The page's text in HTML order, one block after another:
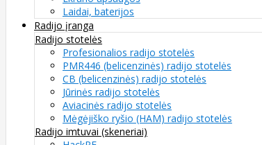
Laidai, baterijos
Radijo įranga
Radijo stotelės
Profesionalios radijo stotelės
PMR446 (belicenzinės) radijo stotelės
CB (belicenzinės) radijo stotelės
Jūrinės radijo stotelės
Aviacinės radijo stotelės
Mėgėjiško ryšio (HAM) radijo stotelės
Radijo imtuvai (skeneriai)